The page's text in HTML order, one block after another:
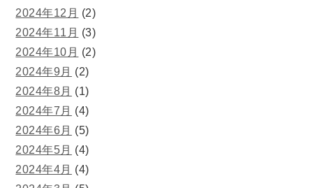
2024年12月 (2)
2024年11月 (3)
2024年10月 (2)
2024年9月 (2)
2024年8月 (1)
2024年7月 (4)
2024年6月 (5)
2024年5月 (4)
2024年4月 (4)